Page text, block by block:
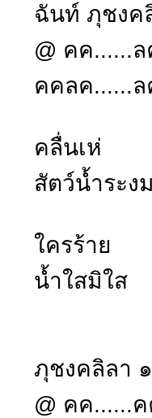
ฉันท์ ภุชงค
@ คค......
คคลค......
คลื่นเห่
สัตว์น้ำระ
ใครร้าย
น้ำใสมิใ
ภุชงคลิลา
@ คค......